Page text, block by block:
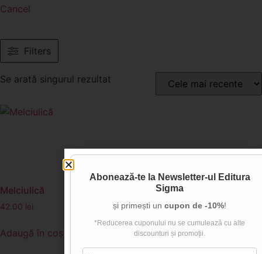
Cancel
Filters
Se arată singurul rezultat
Melciulică
42.00 lei
Adaugă în coș
Abonează-te la Newsletter-ul Editura
Sigma
și primești un cupon de -10%!
*Reducerea cuponului nu se cumulează cu alte
discounturi și promoții.